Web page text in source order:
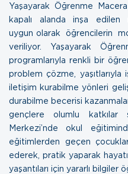
Yaşayarak Öğrenme
kapalı alanda inşa edilen
uygun olarak öğrencilerin
veriliyor. Yaşayarak
programlarıyla renkli bir
problem çözme,
iletişim kurabilme yönleri
durabilme becerisi
gençlere olumlu katkılar
Merkezi’nde okul
eğitimlerden geçen
ederek, pratik yaparak
yaşantıları için yararlı bilgiler